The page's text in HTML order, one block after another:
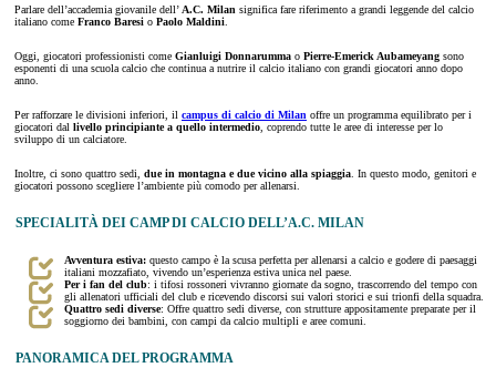
Parlare dell’accademia giovanile dell’ A.C. Milan significa fare riferimento a grandi leggende del calcio
italiano come Franco Baresi o Paolo Maldini
Oggi, giocatori professionisti come Gianluigi Donnarumma o Pierre-Emerick Aubameyang sono
esponenti di una scuola calcio che continua a nutrire il calcio italiano con grandi giocatori anno dopo
anno.
Per rafforzare le divisioni inferiori, il campus di calcio di Milan offre un programma equilibrato per i
giocatori dal livello principiante a quello intermedio , coprendo tutte le aree di interesse per lo
sviluppo di un calciatore.
Inoltre, ci sono quattro sedi, due in montagna e due vicino alla spiaggia . In questo modo, genitori e
giocatori possono scegliere l’ambiente più comodo per allenarsi.
SPECIALITÀ DEI CAMP DI CALCIO DELL’A.C. MILAN
Avventura estiva: questo campo è la scusa perfetta per allenarsi a calcio e godere di paesaggi
italiani mozzafiato, vivendo un’esperienza estiva unica nel paese.
Per i fan del club: i tifosi rossoneri vivranno giornate da sogno, trascorrendo del tempo con
gli allenatori ufficiali del club e ricevendo discorsi sui valori storici e sui trionfi della squadra.
Quattro sedi diverse: Offre quattro sedi diverse, con strutture appositamente preparate per il
soggiorno dei bambini, con campi da calcio multipli e aree comuni.
PANORAMICA DEL PROGRAMMA